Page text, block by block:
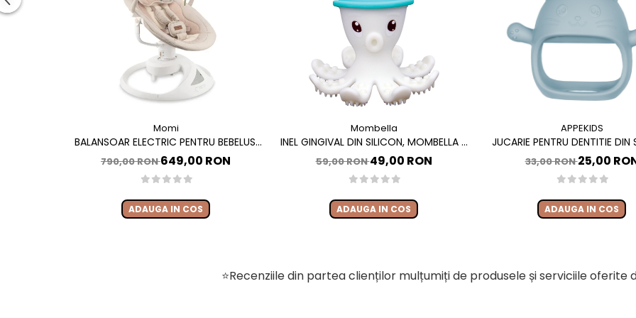
Momi
BALANSOAR ELECTRIC PENTRU BEBELUSI
CU SEZUT ROTATIV 360 GRADE , MOMI
PEARL - BEIGE
790,00 RON649,00 RON
ADAUGA IN COS
Mombella
INEL GINGIVAL DIN SILICON, MOMBELLA -
OCTOPUS ALBASTRU
59,00 RON49,00 RON
ADAUGA IN COS
APPEKIDS
JUCARIE PENTRU DENTITIE DIN
APPEKIDS, MANUSA KITTY -
33,00 RON25,00
ADAUGA IN COS
⭐Recenziile din partea clienților mulțumiți de produsele și serviciile oferite